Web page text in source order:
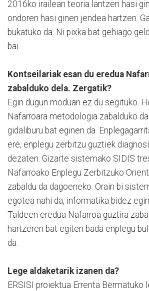
2016ko irailean teoria lantzen hasi
ondoren hasi ginen jendea hartzen.
bukatuko da. Ni pixka bat gehiago
bai.
Kontseilariak esan du eredua
zabalduko dela. Zergatik?
Egin dugun moduan ez du segituko.
Nafarroara metodologia zabalduko
gidaliburu bat eginen da.
ere, enplegu zerbitzu guztiek diagnosi
dezaten. Gizarte sistemako SIDIS
Nafarroako Enplegu Zerbitzuko
zabaldu da dagoeneko. Orain bi
egotea nahi da, informatika bidez
Taldeen eredua Nafarroa guztira
hartzeren bat egiten bada enplegu
da.
Lege aldaketarik izanen da?
ERSISI proiektua Errenta Bermatuko